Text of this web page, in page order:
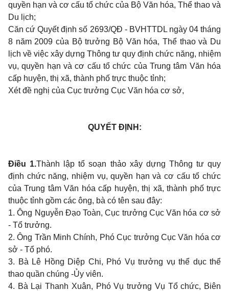
quyền hạn và cơ cấu tổ chức của Bộ Văn hóa, Thể thao và
Du lịch;
Căn cứ Quyết định số 2693/QĐ - BVHTTDL ngày 04 tháng
8 năm 2009 của Bộ trưởng Bộ Văn hóa, Thể thao và Du
lịch về việc xây dựng Thông tư quy định chức năng, nhiệm
vụ, quyền hạn và cơ cấu tổ chức của Trung tâm Văn hóa
cấp huyện, thị xã, thành phố trực thuộc tỉnh;
Xét đề nghị của Cục trưởng Cục Văn hóa cơ sở,
QUYẾT ĐỊNH:
Điều 1.Thành lập tổ soạn thảo xây dựng Thông tư quy
định chức năng, nhiệm vụ, quyền hạn và cơ cấu tổ chức
của Trung tâm Văn hóa cấp huyện, thị xã, thành phố trực
thuộc tỉnh gồm các ông, bà có tên sau đây:
1. Ông Nguyễn Đạo Toàn, Cục trưởng Cục Văn hóa cơ sở
- Tổ trưởng.
2. Ông Trần Minh Chính, Phó Cục trưởng Cục Văn hóa cơ
sở - Tổ phó.
3. Bà Lê Hồng Diệp Chi, Phó Vụ trưởng vụ thể dục thể
thao quần chúng -Ủy viên.
4. Bà Lại Thanh Xuân, Phó Vụ trưởng Vụ Tổ chức, Biên